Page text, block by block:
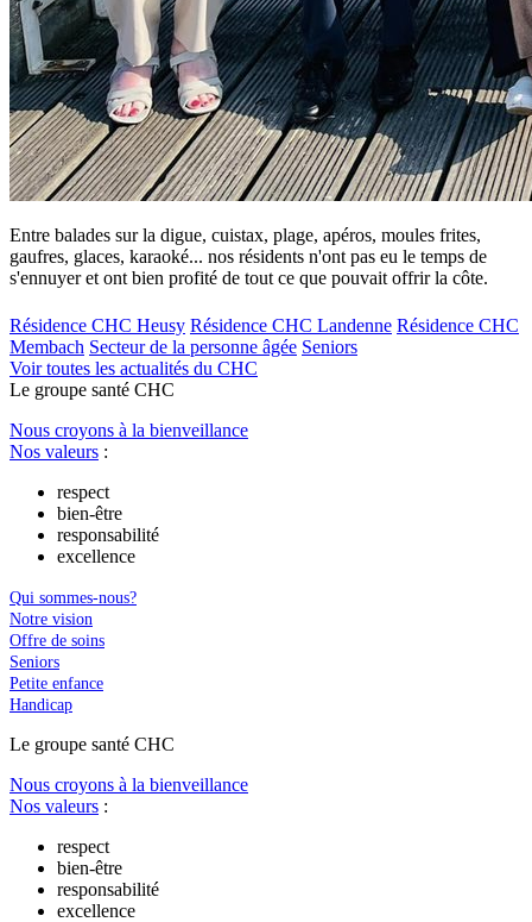
Entre balades sur la digue, cuistax, plage, apéros, moules frites,
gaufres, glaces, karaoké... nos résidents n'ont pas eu le temps de
s'ennuyer et ont bien profité de tout ce que pouvait offrir la côte.
Résidence CHC Heusy Résidence CHC Landenne Résidence CHC
Membach Secteur de la personne âgée Seniors
Voir toutes les actualités du CHC
Le groupe santé CHC
Nous croyons à la bienveillance
Nos valeurs :
respect
bien-être
responsabilité
excellence
Qui sommes-nous?
Notre vision
Offre de soins
Seniors
Petite enfance
Handicap
Le groupe santé CHC
Nous croyons à la bienveillance
Nos valeurs :
respect
bien-être
responsabilité
excellence